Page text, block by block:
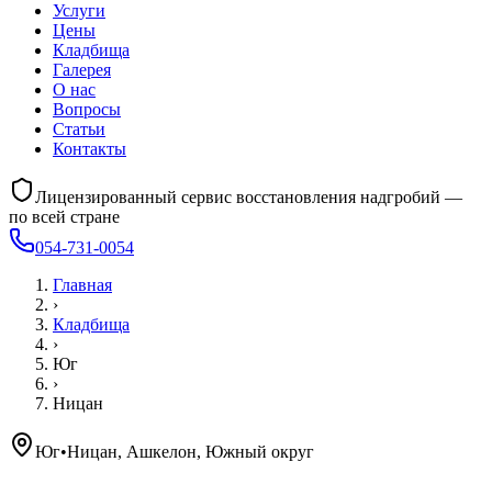
Услуги
Цены
Кладбища
Галерея
О нас
Вопросы
Статьи
Контакты
Лицензированный сервис восстановления надгробий —
по всей стране
054-731-0054
Главная
›
Кладбища
›
Юг
›
Ницан
Юг•Ницан, Ашкелон, Южный округ